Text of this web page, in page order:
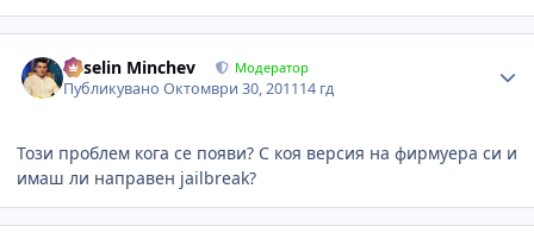
Veselin Minchev Модератор
ПубликуваноОктомври 30, 201114 гд
Този проблем кога се появи? С коя версия на фирмуера си и
имаш ли направен jailbreak?